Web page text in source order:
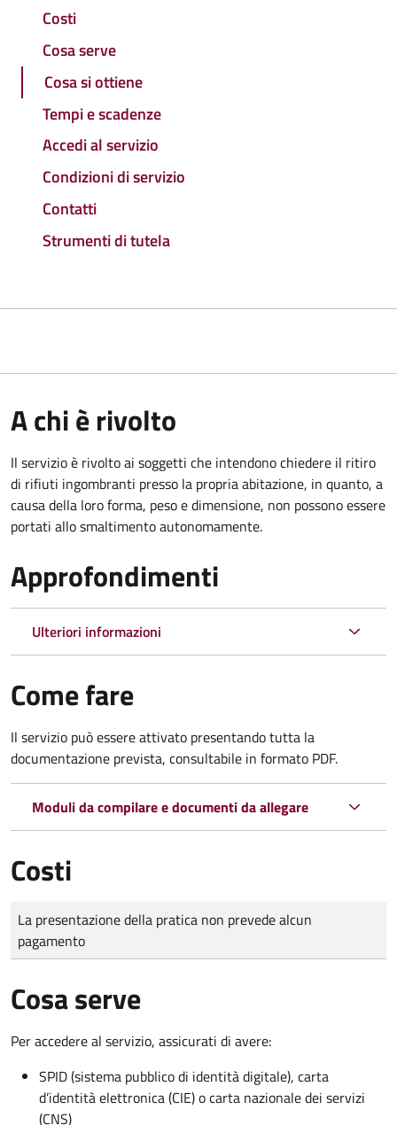
Costi
Cosa serve
Cosa si ottiene
Tempi e scadenze
Accedi al servizio
Condizioni di servizio
Contatti
Strumenti di tutela
A chi è rivolto
Il servizio è rivolto ai soggetti che intendono chiedere il ritiro
di rifiuti ingombranti presso la propria abitazione, in quanto, a
causa della loro forma, peso e dimensione, non possono essere
portati allo smaltimento autonomamente.
Approfondimenti
Ulteriori informazioni
Come fare
Il servizio può essere attivato presentando tutta la
documentazione prevista, consultabile in formato PDF.
Moduli da compilare e documenti da allegare
Costi
Tipo di pagamento
Importo
La presentazione della pratica non prevede alcun
pagamento
Cosa serve
Per accedere al servizio, assicurati di avere:
SPID (sistema pubblico di identità digitale), carta
d’identità elettronica (CIE) o carta nazionale dei servizi
(CNS)